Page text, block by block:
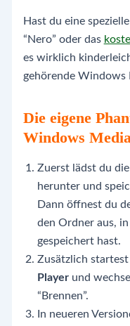
Hast du eine
“Nero” oder das
es wirklich
gehörende Windows
Die eigene
Windows
Zuerst lädst du
herunter und
Dann öffnest du
den Ordner aus,
gespeichert hast.
Zusätzlich
Playerund
“Brennen”.
In neueren